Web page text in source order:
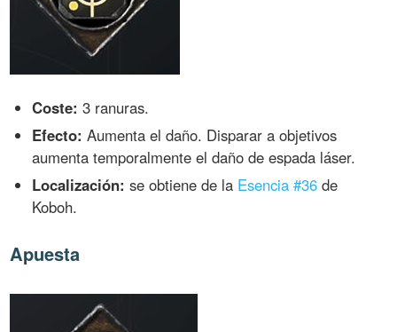
Coste: 3 ranuras.
Efecto: Aumenta el daño. Disparar a objetivos
aumenta temporalmente el daño de espada láser.
Localización: se obtiene de la Esencia #36 de
Koboh.
Apuesta